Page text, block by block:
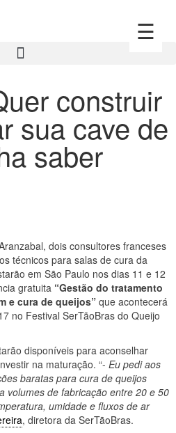
☰
construir
sua cave de
saber
dois consultores franceses
técnicos para salas de cura da
em São Paulo nos dias 11 e 12
gratuita “Gestão do tratamento
e cura de queijos” que acontecerá
no Festival SerTãoBras do Queijo
disponíveis para aconselhar
na maturação. “- Eu pedi aos
baratas para cura de queijos
volumes de fabricação entre 20 e 50
umidade e fluxos de ar
, diretora da SerTãoBras.